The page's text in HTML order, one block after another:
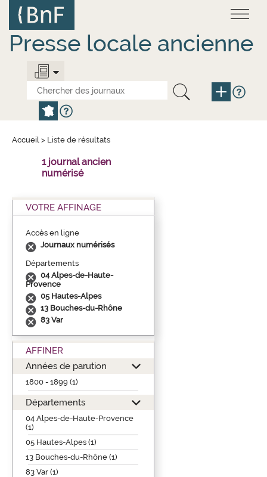
contenu
principal
Presse locale ancienne
Accueil > Liste de résultats
1 journal ancien
numérisé
VOTRE AFFINAGE
Accès en ligne
Journaux numérisés
Départements
04 Alpes-de-Haute-
Provence
05 Hautes-Alpes
13 Bouches-du-Rhône
83 Var
AFFINER
Années de parution
1800 - 1899 (1)
Départements
04 Alpes-de-Haute-Provence
(1)
05 Hautes-Alpes (1)
13 Bouches-du-Rhône (1)
83 Var (1)
Panneau de gestion des cookies